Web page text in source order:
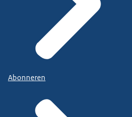
Abonneren